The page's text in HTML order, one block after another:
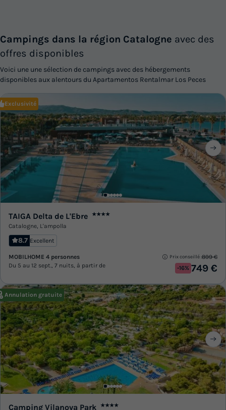
Campings dans la région Catalogne avec des
offres disponibles
Voici une une sélection de campings avec des hébergements
disponibles aux alentours du Apartamentos Rentalmar Los Peces
Exclusivité
TAIGA Delta de L'Ebre ★★★★
Catalogne, L'ampolla
8.7 Excellent
MOBILHOME 4 personnes
Du 5 au 12 sept., 7 nuits, à partir de
Prix conseillé :899 €
-16% 749 €
Annulation gratuite
Camping Vilanova Park ★★★★